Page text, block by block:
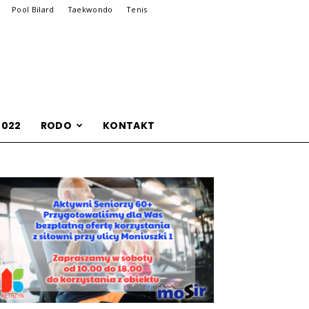
Pool Bilard Taekwondo Tenis
RODO KONTAKT